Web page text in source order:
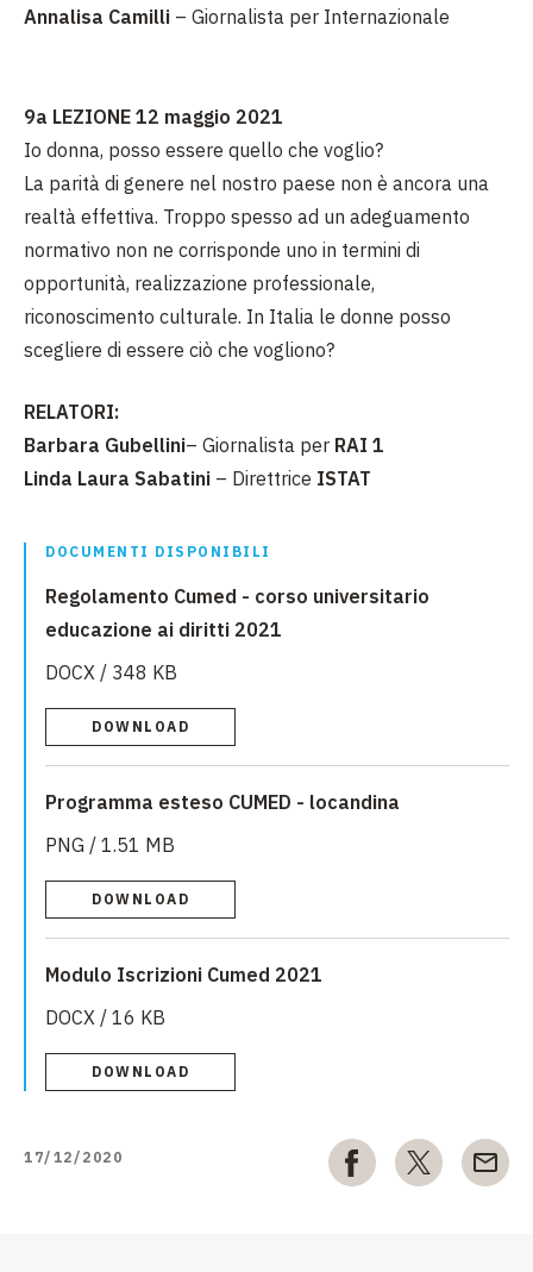
Annalisa Camilli – Giornalista per Internazionale
9a LEZIONE 12 maggio 2021
Io donna, posso essere quello che voglio?
La parità di genere nel nostro paese non è ancora una
realtà effettiva. Troppo spesso ad un adeguamento
normativo non ne corrisponde uno in termini di
opportunità, realizzazione professionale,
riconoscimento culturale. In Italia le donne posso
scegliere di essere ciò che vogliono?
RELATORI:
Barbara Gubellini– Giornalista per RAI 1
Linda Laura Sabatini – Direttrice ISTAT
DOCUMENTI DISPONIBILI
Regolamento Cumed - corso universitario
educazione ai diritti 2021
DOCX / 348 KB
DOWNLOAD
Programma esteso CUMED - locandina
PNG / 1.51 MB
DOWNLOAD
Modulo Iscrizioni Cumed 2021
DOCX / 16 KB
DOWNLOAD
17/12/2020